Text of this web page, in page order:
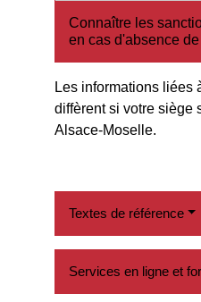
Connaître les
en cas d'absence
Les informations liées
diffèrent si votre siège
Alsace-Moselle.
Textes de référence
Services en ligne et